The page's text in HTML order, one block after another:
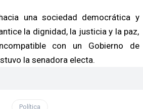
una sociedad democrática y
la dignidad, la justicia y la paz,
con un Gobierno de
la senadora electa.
Política